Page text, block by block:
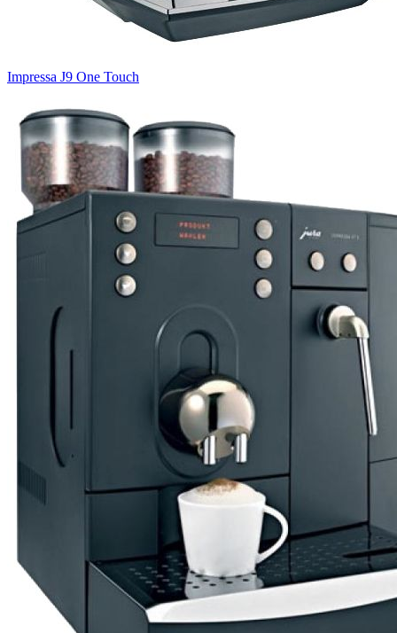
Impressa J9 One Touch